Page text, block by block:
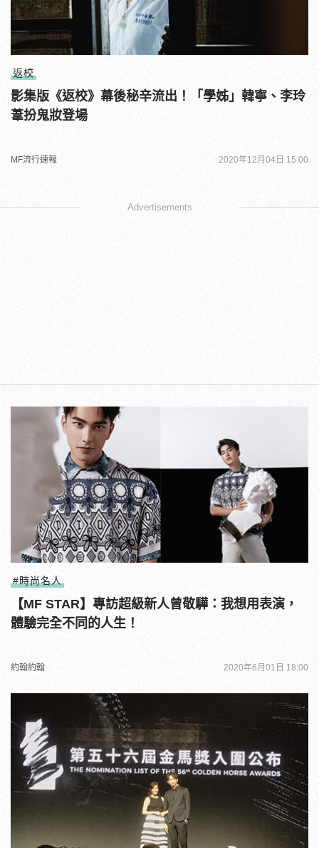
返校
影集版《返校》幕後秘辛流出！「學姊」韓寧、李玲
葦扮鬼妝登場
MF流行速報 2020年12月04日 15:00
Advertisements
#時尚名人
【MF STAR】專訪超級新人曾敬驊：我想用表演，
體驗完全不同的人生！
約翰約翰 2020年6月01日 18:00